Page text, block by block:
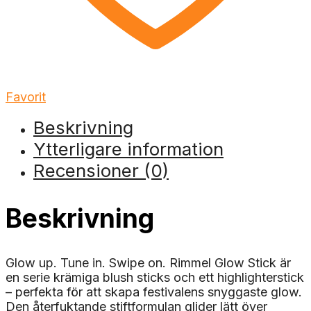
Favorit
Beskrivning
Ytterligare information
Recensioner (0)
Beskrivning
Glow up. Tune in. Swipe on. Rimmel Glow Stick är
en serie krämiga blush sticks och ett highlighterstick
– perfekta för att skapa festivalens snyggaste glow.
Den återfuktande stiftformulan glider lätt över